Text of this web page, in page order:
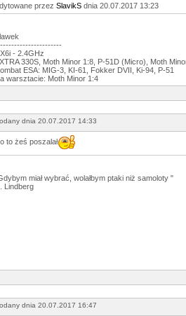
przez SlavikS dnia 20.07.2017 13:23
- 2.4GHz
330S, Moth Minor 1:8, P-51D (Micro), Moth
ESA: MIG-3, KI-61, Fokker DVII, Ki-94, P-51
warsztacie: Moth Minor 1:4
dnia 20.07.2017 14:33
to żeś poszalał
miał wybrać, wolałbym ptaki niż samoloty "
Lindberg
dnia 20.07.2017 16:47